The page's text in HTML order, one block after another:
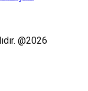
@2026